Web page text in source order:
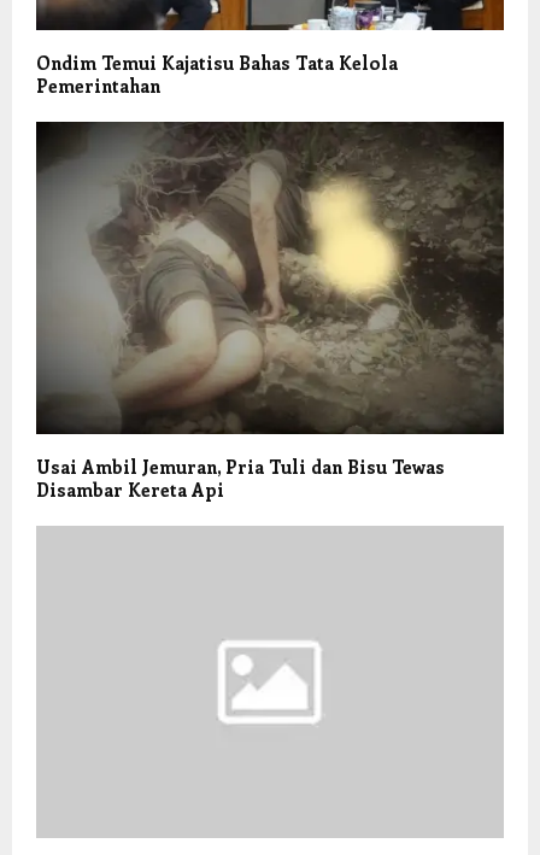
Ondim Temui Kajatisu Bahas Tata Kelola
Pemerintahan
Usai Ambil Jemuran, Pria Tuli dan Bisu Tewas
Disambar Kereta Api